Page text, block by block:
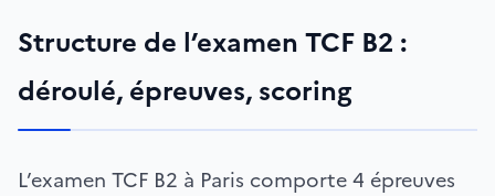
Structure de l’examen TCF B2 :
déroulé, épreuves, scoring
L’examen TCF B2 à Paris comporte 4 épreuves